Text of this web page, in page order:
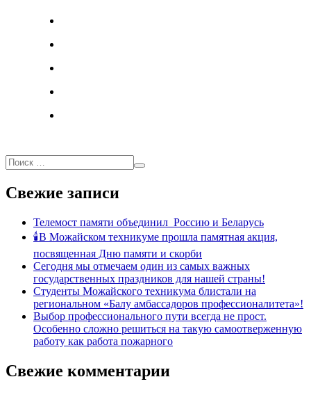
Свежие записи
Телемост памяти объединил Россию и Беларусь
🕯В Можайском техникуме прошла памятная акция,
посвященная Дню памяти и скорби
Сегодня мы отмечаем один из самых важных
государственных праздников для нашей страны!
Студенты Можайского техникума блистали на
региональном «Балу амбассадоров профессионалитета»!
Выбор профессионального пути всегда не прост.
Особенно сложно решиться на такую самоотверженную
работу как работа пожарного
Свежие комментарии